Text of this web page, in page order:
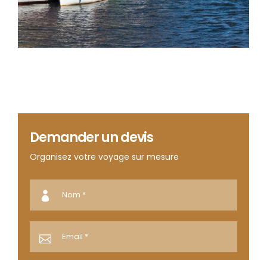
Demander un devis
Organisez votre voyage sur mesure